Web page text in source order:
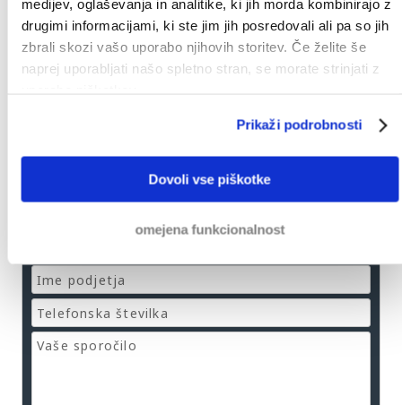
medijev, oglaševanja in analitike, ki jih morda kombinirajo z
drugimi informacijami, ki ste jim jih posredovali ali pa so jih
zbrali skozi vašo uporabo njihovih storitev. Če želite še
naprej uporabljati našo spletno stran, se morate strinjati z
Prikaži podrobnosti
Dovoli vse piškotke
omejena funkcionalnost
Nasvet brez obveznosti